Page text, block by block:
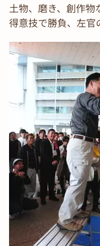
土物、磨き、創作物
得意技で勝負、左官